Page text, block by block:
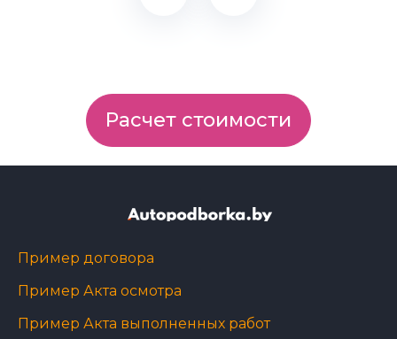
Расчет стоимости
Пример договора
Пример Акта осмотра
Пример Акта выполненных работ